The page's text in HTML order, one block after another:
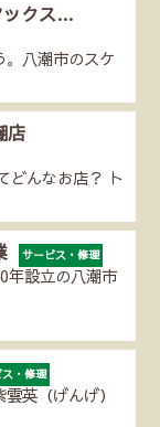
ックス…
。八潮市のスケ
店
どんなお店？ ト
サービス・修理
年設立の八潮市
・修理
英（げんげ）